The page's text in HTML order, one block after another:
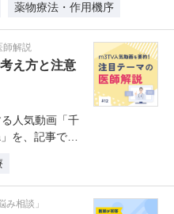
薬物療法・作用機序
師解説
え方と注意
人気動画「千
を、記事でも
相談」